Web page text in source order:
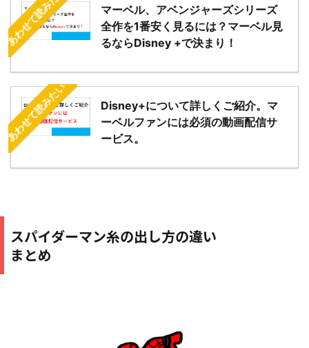
あわせて読みたい
マーベル、アベンジャーズシリーズ
全作を1番安く見るには？マーベル見
るならDisney +で決まり！
あわせて読みたい
Disney+について詳しくご紹介。マ
ーベルファンには必須の動画配信サ
ービス。
スパイダーマン糸の出し方の違い
まとめ